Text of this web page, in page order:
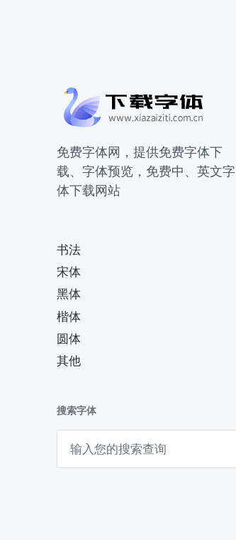
免费字体网，提供免费字体下
载、字体预览，免费中、英文字
体下载网站
书法
宋体
黑体
楷体
圆体
其他
搜索字体